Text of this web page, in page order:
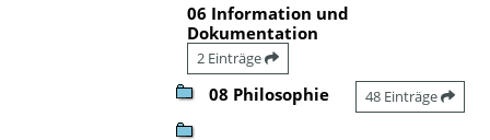
06 Information und
Dokumentation
2 Einträge
08 Philosophie 48 Einträge